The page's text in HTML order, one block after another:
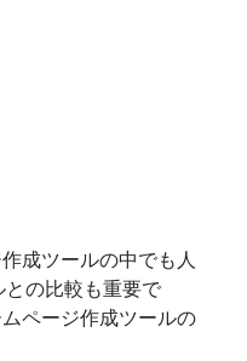
成ツールの中でも人
の比較も重要で
ページ作成ツールの